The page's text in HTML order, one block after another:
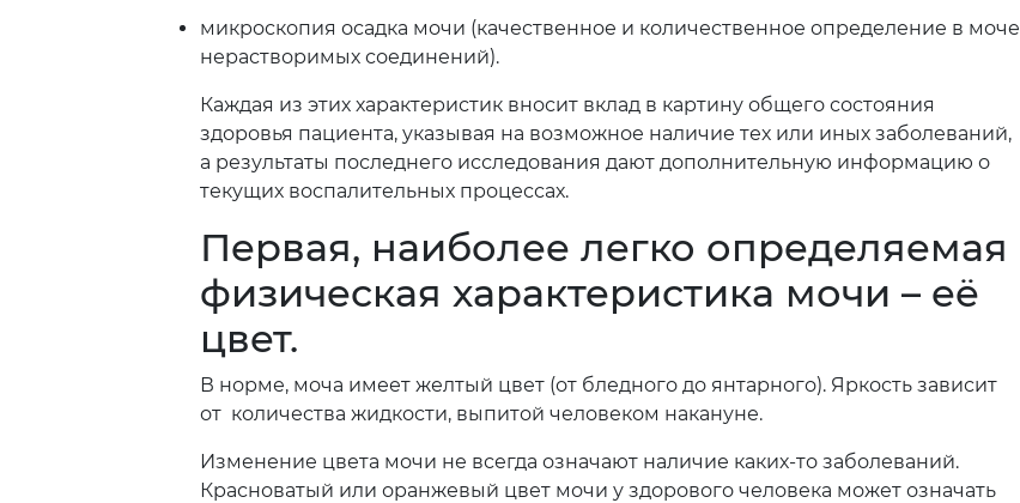
микроскопия осадка мочи (качественное и количественное определение в моче
нерастворимых соединений).
Каждая из этих характеристик вносит вклад в картину общего состояния
здоровья пациента, указывая на возможное наличие тех или иных заболеваний,
а результаты последнего исследования дают дополнительную информацию о
текущих воспалительных процессах.
Первая, наиболее легко определяемая
физическая характеристика мочи – её
цвет.
В норме, моча имеет желтый цвет (от бледного до янтарного). Яркость зависит
от количества жидкости, выпитой человеком накануне.
Изменение цвета мочи не всегда означают наличие каких-то заболеваний.
Красноватый или оранжевый цвет мочи у здорового человека может означать